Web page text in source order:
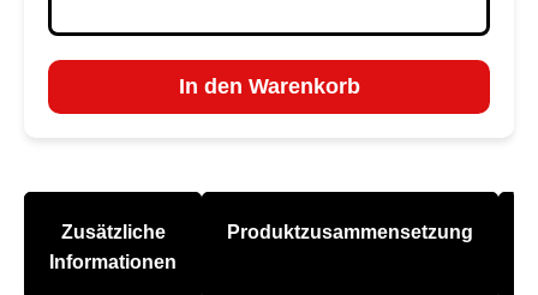
In den Warenkorb
Zusätzliche
Informationen
Produktzusammensetzung